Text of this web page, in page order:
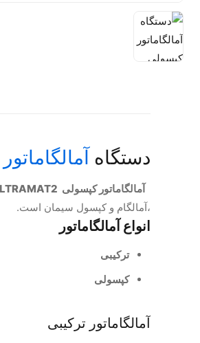
دستگاه آمالگاماتور
آمالگاماتور کپسولی ULTRAMAT2
،آمالگام و کپسول سیمان است.
انواع آمالگاماتور
ترکیبی
کپسولی
آمالگاماتور ترکیبی